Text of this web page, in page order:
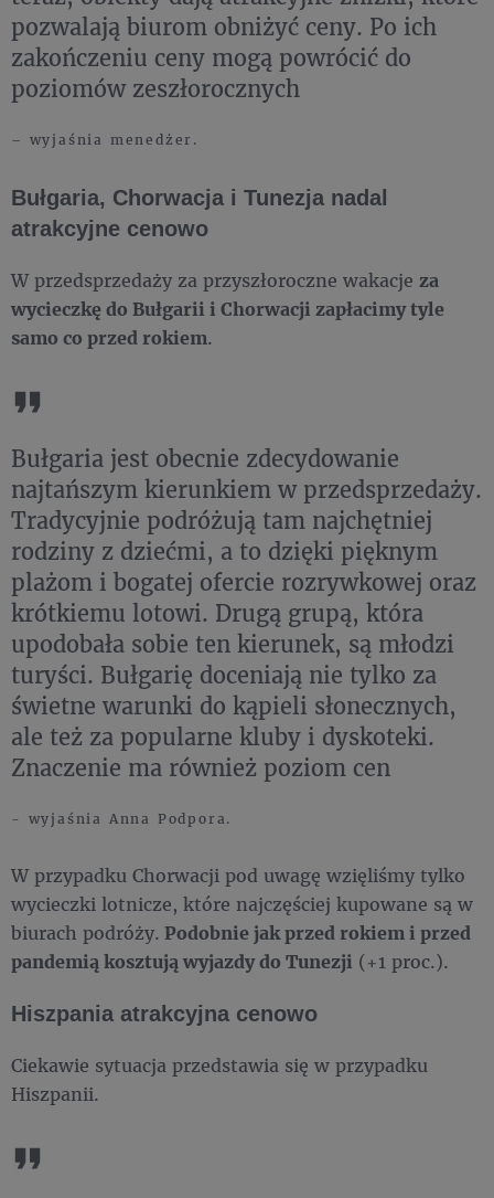
pozwalają biurom obniżyć ceny. Po ich
zakończeniu ceny mogą powrócić do
poziomów zeszłorocznych
– wyjaśnia menedżer.
Bułgaria, Chorwacja i Tunezja nadal
atrakcyjne cenowo
W przedsprzedaży za przyszłoroczne wakacje za
wycieczkę do Bułgarii i Chorwacji zapłacimy tyle
samo co przed rokiem.
Bułgaria jest obecnie zdecydowanie
najtańszym kierunkiem w przedsprzedaży.
Tradycyjnie podróżują tam najchętniej
rodziny z dziećmi, a to dzięki pięknym
plażom i bogatej ofercie rozrywkowej oraz
krótkiemu lotowi. Drugą grupą, która
upodobała sobie ten kierunek, są młodzi
turyści. Bułgarię doceniają nie tylko za
świetne warunki do kąpieli słonecznych,
ale też za popularne kluby i dyskoteki.
Znaczenie ma również poziom cen
- wyjaśnia Anna Podpora.
W przypadku Chorwacji pod uwagę wzięliśmy tylko
wycieczki lotnicze, które najczęściej kupowane są w
biurach podróży. Podobnie jak przed rokiem i przed
pandemią kosztują wyjazdy do Tunezji (+1 proc.).
Hiszpania atrakcyjna cenowo
Ciekawie sytuacja przedstawia się w przypadku
Hiszpanii.